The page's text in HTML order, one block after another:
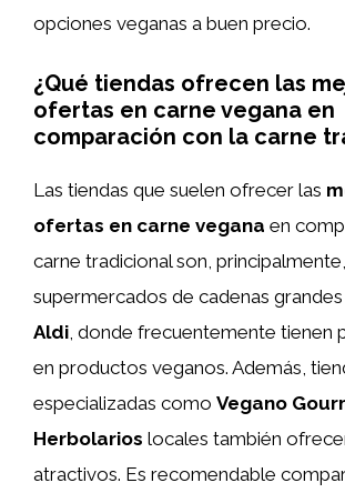
opciones veganas a buen precio.
¿Qué tiendas ofrecen las
ofertas en carne vegana en
comparación con la carne
Las tiendas que suelen ofrecer las
ofertas en carne vegana en
carne tradicional son,
supermercados de cadenas
Aldi , donde frecuentemente tienen
en productos veganos. Además,
especializadas como Vegano
Herbolarios locales también
atractivos. Es recomendable